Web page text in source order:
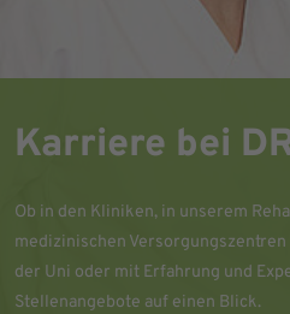
Karriere bei
Ob in den Kliniken, in unserem
medizinischen
der Uni oder mit Erfahrung und
Stellenangebote auf einen Blick.